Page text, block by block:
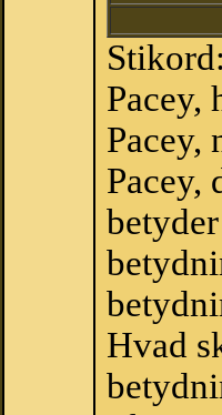
Pacey,
Pacey,
Pacey,
Hvad